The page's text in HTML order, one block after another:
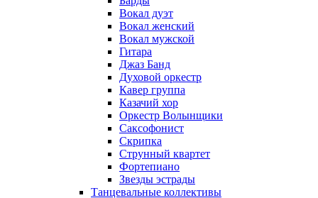
Вокал дуэт
Вокал женский
Вокал мужской
Гитара
Джаз Банд
Духовой оркестр
Кавер группа
Казачий хор
Оркестр Волынщики
Саксофонист
Скрипка
Струнный квартет
Фортепиано
Звезды эстрады
Танцевальные коллективы